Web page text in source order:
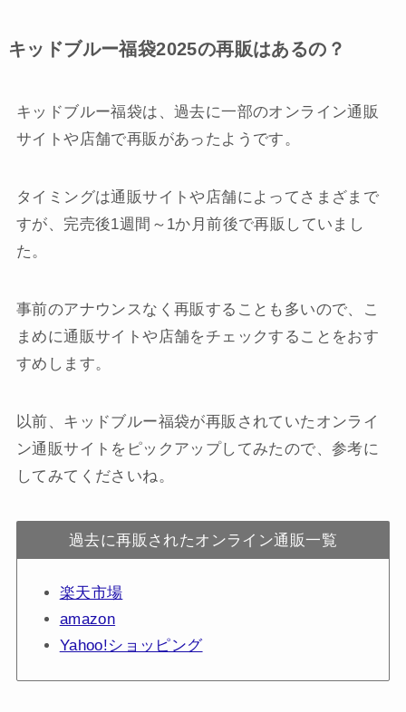
キッドブルー福袋2025の再販はあるの？
キッドブルー福袋は、過去に一部のオンライン通販
サイトや店舗で再販があったようです。
タイミングは通販サイトや店舗によってさまざまで
すが、完売後1週間～1か月前後で再販していまし
た。
事前のアナウンスなく再販することも多いので、こ
まめに通販サイトや店舗をチェックすることをおす
すめします。
以前、キッドブルー福袋が再販されていたオンライ
ン通販サイトをピックアップしてみたので、参考に
してみてくださいね。
過去に再販されたオンライン通販一覧
楽天市場
amazon
Yahoo!ショッピング